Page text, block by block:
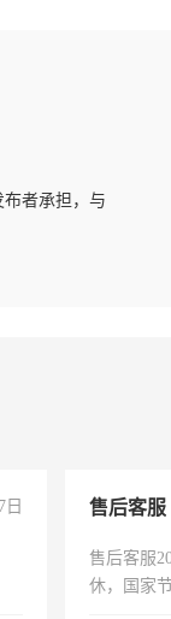
者承担，与
日 售后客服
售后客服
休，国家